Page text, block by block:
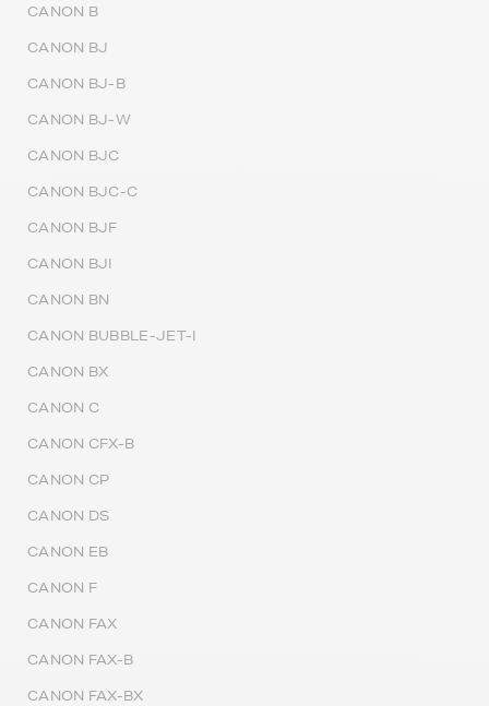
CANON B
CANON BJ
CANON BJ-B
CANON BJ-W
CANON BJC
CANON BJC-C
CANON BJF
CANON BJI
CANON BN
CANON BUBBLE-JET-I
CANON BX
CANON C
CANON CFX-B
CANON CP
CANON DS
CANON EB
CANON F
CANON FAX
CANON FAX-B
CANON FAX-BX